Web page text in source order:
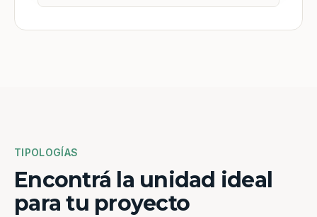
TIPOLOGÍAS
Encontrá la unidad ideal
para tu proyecto